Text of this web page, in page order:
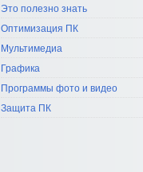
Это полезно знать
Оптимизация ПК
Мультимедиа
Графика
Программы фото и видео
Защита ПК